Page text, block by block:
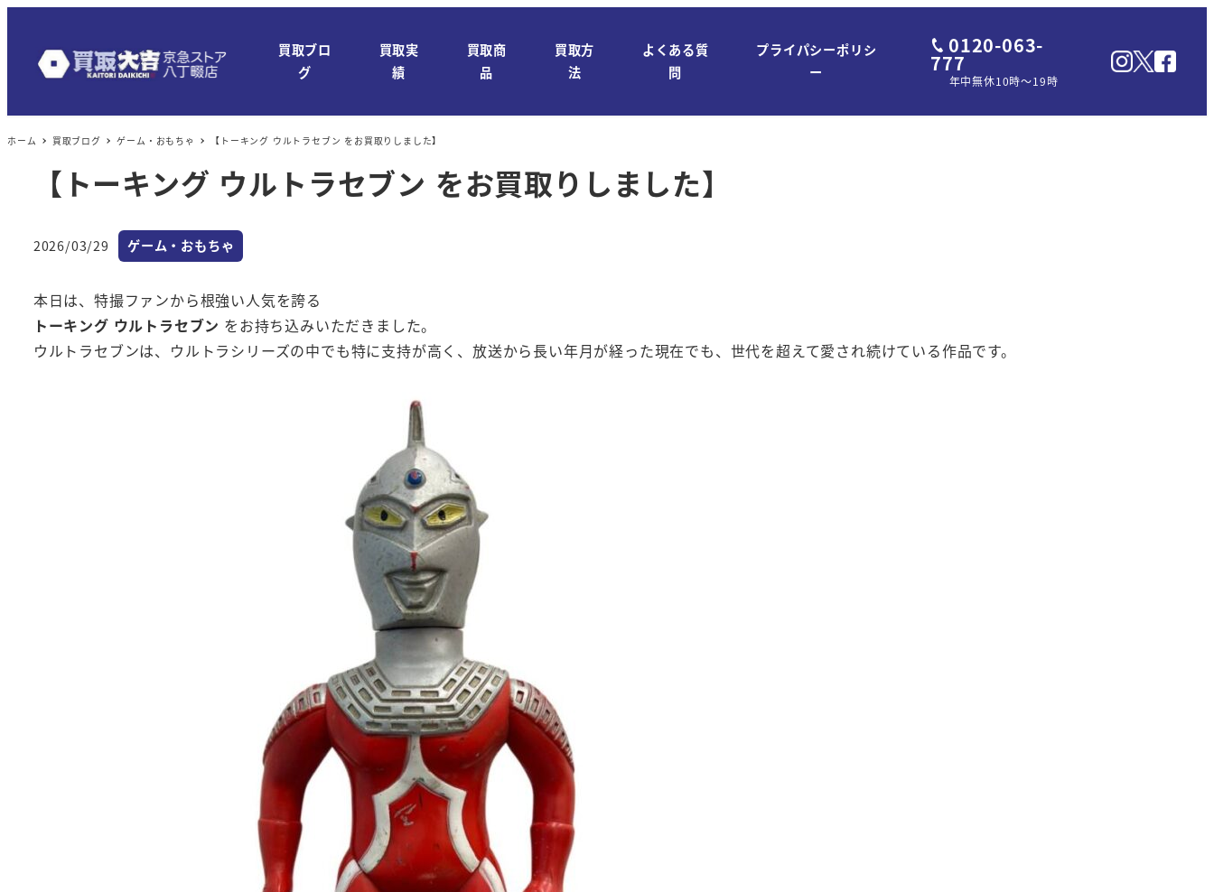
ン
テ
買取ブロ
グ
買取実
績
買取商
品
買取方
法
よくある質
問
プライパシーポリシ
ー
0120-063-
777
年中無休10時～19時
ホーム 買取ブログ ゲーム・おもちゃ 【トーキング ウルトラセブン をお買取りしました】
【トーキング ウルトラセブン をお買取りしました】
投稿日
2026/03/29 カテゴリー
ゲーム・おもちゃ
本日は、特撮ファンから根強い人気を誇る
トーキング ウルトラセブン をお持ち込みいただきました。
ウルトラセブンは、ウルトラシリーズの中でも特に支持が高く、放送から長い年月が経った現在でも、世代を超えて愛され続けている作品です。